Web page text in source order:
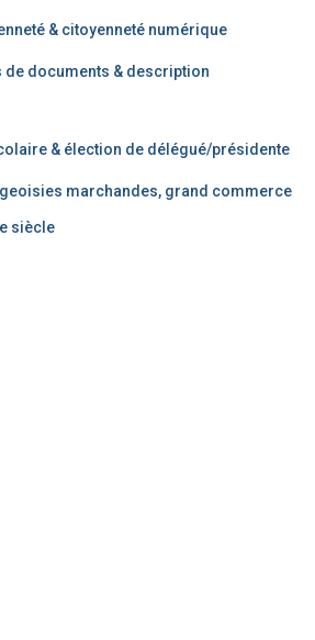
& citoyenneté numérique
de documents & description
& élection de délégué/présidente
marchandes, grand commerce
siècle